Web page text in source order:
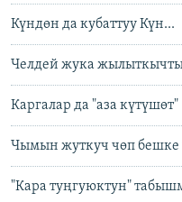
Күндөн да кубаттуу Күн...
Челдей жука
Каргалар да "аза күтүшөт"
Чымын жуткуч чөп бешке
"Кара туңгуюктун"